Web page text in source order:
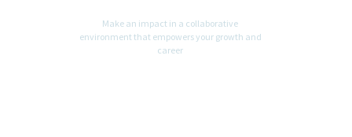
Make an impact in a collaborative
environment that empowers your growth and
career